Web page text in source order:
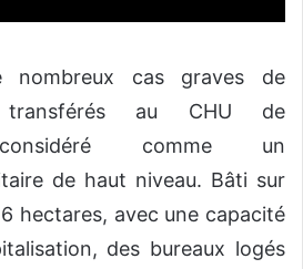
nombreux cas graves de
transférés au CHU de
comme un
de haut niveau. Bâti sur
hectares, avec une capacité
des bureaux logés